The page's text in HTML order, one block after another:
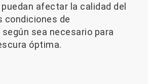
afectar la calidad del
condiciones de
sea necesario para
óptima.